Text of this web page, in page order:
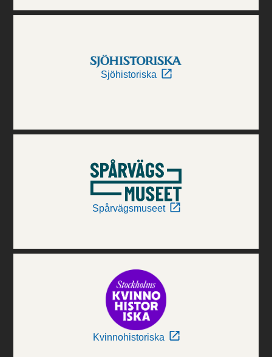
Sjöhistoriska
Spårvägsmuseet
Kvinnohistoriska